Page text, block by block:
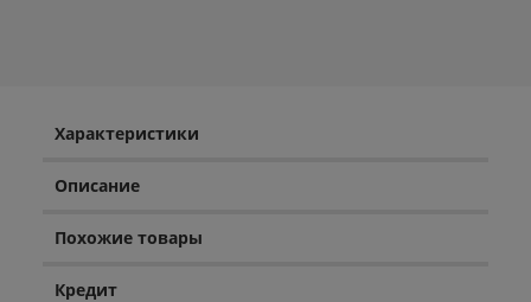
Характеристики
Описание
Похожие товары
Кредит